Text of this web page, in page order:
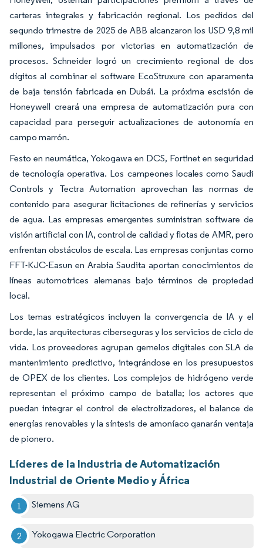
carteras integrales y fabricación regional. Los pedidos del
segundo trimestre de 2025 de ABB alcanzaron los USD 9,8 mil
millones, impulsados por victorias en automatización de
procesos. Schneider logró un crecimiento regional de dos
dígitos al combinar el software EcoStruxure con aparamenta
de baja tensión fabricada en Dubái. La próxima escisión de
Honeywell creará una empresa de automatización pura con
capacidad para perseguir actualizaciones de autonomía en
campo marrón.
Festo en neumática, Yokogawa en DCS, Fortinet en seguridad
de tecnología operativa. Los campeones locales como Saudi
Controls y Tectra Automation aprovechan las normas de
contenido para asegurar licitaciones de refinerías y servicios
de agua. Las empresas emergentes suministran software de
visión artificial con IA, control de calidad y flotas de AMR, pero
enfrentan obstáculos de escala. Las empresas conjuntas como
FFT-KJC-Easun en Arabia Saudita aportan conocimientos de
líneas automotrices alemanas bajo términos de propiedad
local.
Los temas estratégicos incluyen la convergencia de IA y el
borde, las arquitecturas ciberseguras y los servicios de ciclo de
vida. Los proveedores agrupan gemelos digitales con SLA de
mantenimiento predictivo, integrándose en los presupuestos
de OPEX de los clientes. Los complejos de hidrógeno verde
representan el próximo campo de batalla; los actores que
puedan integrar el control de electrolizadores, el balance de
energías renovables y la síntesis de amoníaco ganarán ventaja
de pionero.
Líderes de la Industria de Automatización
Industrial de Oriente Medio y África
Siemens AG
Yokogawa Electric Corporation